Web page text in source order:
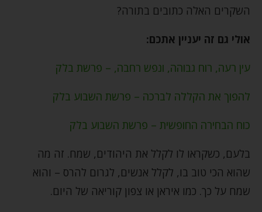
השקרים האלה כתובים בתורה?
אולי גם זה יעניין אתכם:
עין רעה, רוח גבוהה, ונפש רחבה, – פרשת בלק
להפוך את הקללה לברכה – פרשת השבוע בלק
כוח הבחירה החופשית – פרשת השבוע בלק
בלעם, כשקראו לו לקלל את היהודים, שמח. זה מה
שהוא הכי טוב בו, לקלל אנשים, לגרום להרס – והוא
שמח על כך. כמו איראן או צפון קוריאה של היום.